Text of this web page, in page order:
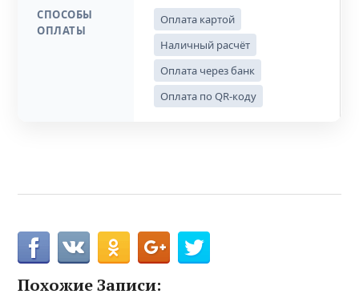
СПОСОБЫ
ОПЛАТЫ
Оплата картой
Наличный расчёт
Оплата через банк
Оплата по QR-коду
Похожие Записи: